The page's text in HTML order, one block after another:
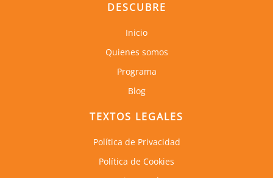
DESCUBRE
Inicio
Quienes somos
Programa
Blog
TEXTOS LEGALES
Política de Privacidad
Política de Cookies